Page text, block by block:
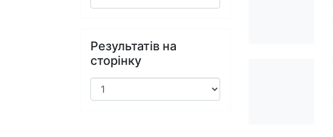
Результатів на
сторінку